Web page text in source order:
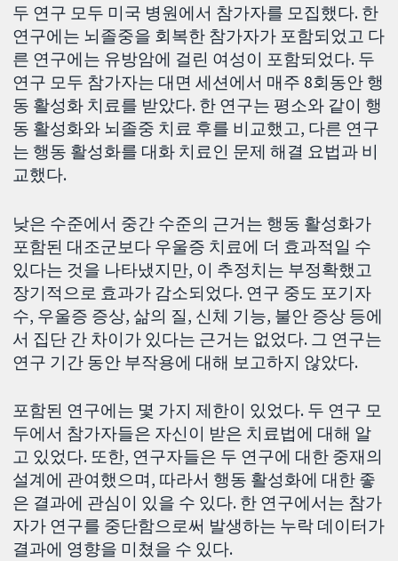
두 연구 모두 미국 병원에서 참가자를 모집했다. 한
연구에는 뇌졸중을 회복한 참가자가 포함되었고 다
른 연구에는 유방암에 걸린 여성이 포함되었다. 두
연구 모두 참가자는 대면 세션에서 매주 8회동안 행
동 활성화 치료를 받았다. 한 연구는 평소와 같이 행
동 활성화와 뇌졸중 치료 후를 비교했고, 다른 연구
는 행동 활성화를 대화 치료인 문제 해결 요법과 비
교했다.
낮은 수준에서 중간 수준의 근거는 행동 활성화가
포함된 대조군보다 우울증 치료에 더 효과적일 수
있다는 것을 나타냈지만, 이 추정치는 부정확했고
장기적으로 효과가 감소되었다. 연구 중도 포기자
수, 우울증 증상, 삶의 질, 신체 기능, 불안 증상 등에
서 집단 간 차이가 있다는 근거는 없었다. 그 연구는
연구 기간 동안 부작용에 대해 보고하지 않았다.
포함된 연구에는 몇 가지 제한이 있었다. 두 연구 모
두에서 참가자들은 자신이 받은 치료법에 대해 알
고 있었다. 또한, 연구자들은 두 연구에 대한 중재의
설계에 관여했으며, 따라서 행동 활성화에 대한 좋
은 결과에 관심이 있을 수 있다. 한 연구에서는 참가
자가 연구를 중단함으로써 발생하는 누락 데이터가
결과에 영향을 미쳤을 수 있다.